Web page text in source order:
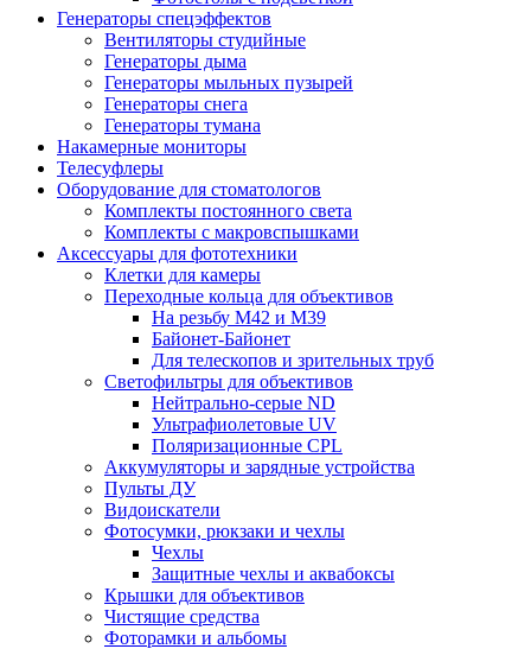
Генераторы спецэффектов
Вентиляторы студийные
Генераторы дыма
Генераторы мыльных пузырей
Генераторы снега
Генераторы тумана
Накамерные мониторы
Телесуфлеры
Оборудование для стоматологов
Комплекты постоянного света
Комплекты с макровспышками
Аксессуары для фототехники
Клетки для камеры
Переходные кольца для объективов
На резьбу М42 и М39
Байонет-Байонет
Для телескопов и зрительных труб
Светофильтры для объективов
Нейтрально-серые ND
Ультрафиолетовые UV
Поляризационные CPL
Аккумуляторы и зарядные устройства
Пульты ДУ
Видоискатели
Фотосумки, рюкзаки и чехлы
Чехлы
Защитные чехлы и аквабоксы
Крышки для объективов
Чистящие средства
Фоторамки и альбомы